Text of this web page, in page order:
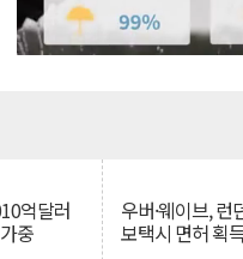
억달러
중
우버·웨이브,
보택시 면허 획